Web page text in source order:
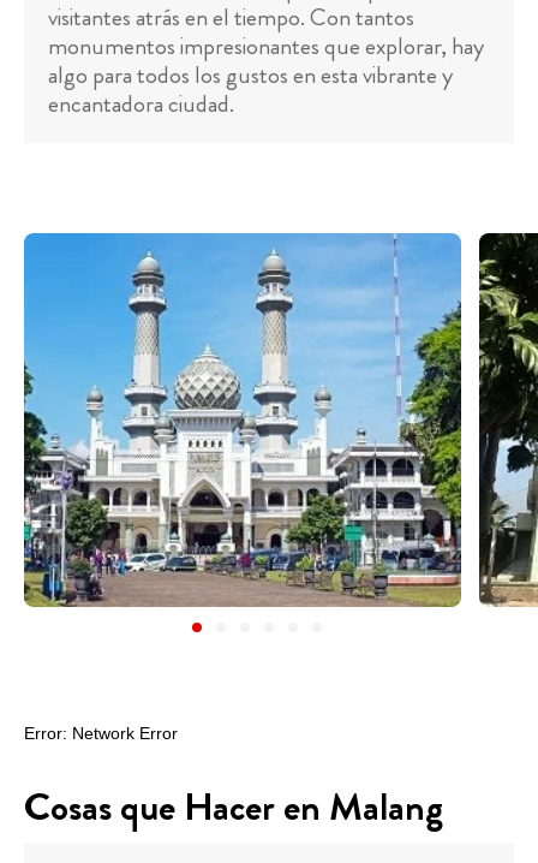
visitantes atrás en el tiempo. Con tantos
monumentos impresionantes que explorar, hay
algo para todos los gustos en esta vibrante y
encantadora ciudad.
Cosas que Hacer en Malang